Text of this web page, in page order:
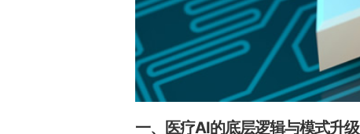
一、医疗AI的底层逻辑与模式升级